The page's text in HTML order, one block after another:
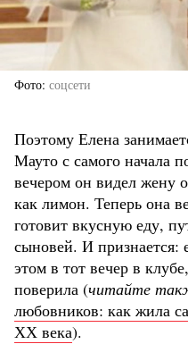
Фото соцсети
Поэтому Елена
Мауто с самого начала
вечером он видел жену
как лимон. Теперь она
готовит вкусную еду,
сыновей. И признается:
этом в тот вечер в
поверила (читайте
любовников: как жила
ХХ века).